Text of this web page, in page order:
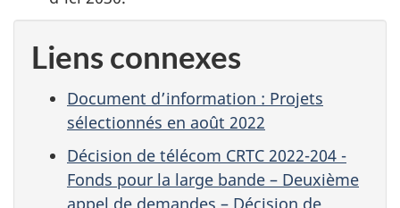
Liens connexes
Document d’information : Projets
sélectionnés en août 2022
Décision de télécom CRTC 2022-204 -
Fonds pour la large bande – Deuxième
appel de demandes – Décision de